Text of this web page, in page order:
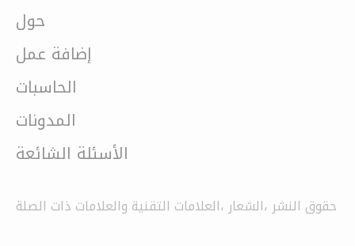
حول
إضافة عمل
الحاسبات
المدونات
الأسئلة الشائعة
حقوق النشر ،الشعار ،العلامات التقنية والعلامات ذات الصلة